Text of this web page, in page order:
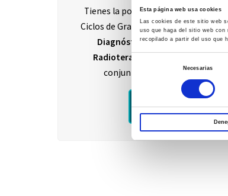
Esta página web usa cookies
Las cookies de este sitio web
uso que haga del sitio web con
recopilado a partir del uso que
Selección
Necesarias
Tienes la posibilidad de realizar
Ciclos de Grado Superior enImagen
Diagnóstico y Medicina Nuclear
Radioterapia y Dosimetría
conjunta en tan solotres años
Infórmate